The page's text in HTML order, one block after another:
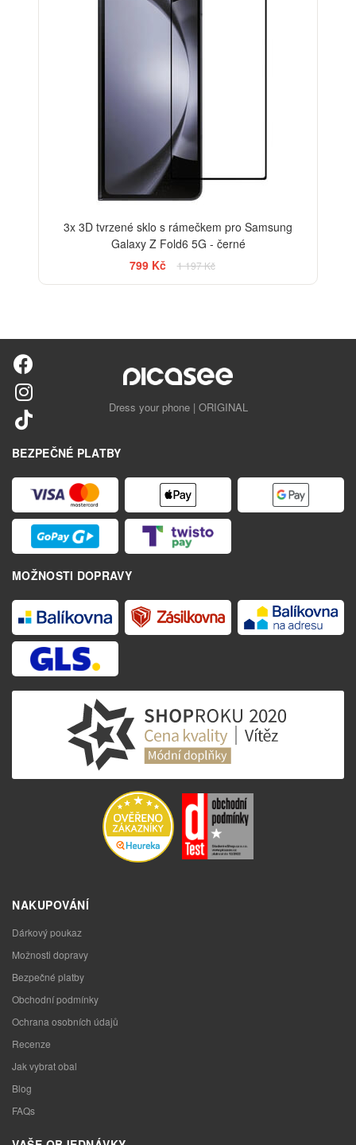
3x 3D tvrzené sklo s rámečkem pro Samsung
Galaxy Z Fold6 5G - černé
799 Kč
1 197 Kč
Dress your phone | ORIGINAL
BEZPEČNÉ PLATBY
MOŽNOSTI DOPRAVY
NAKUPOVÁNÍ
Dárkový poukaz
Možnosti dopravy
Bezpečné platby
Obchodní podmínky
Ochrana osobních údajů
Recenze
Jak vybrat obal
Blog
FAQs